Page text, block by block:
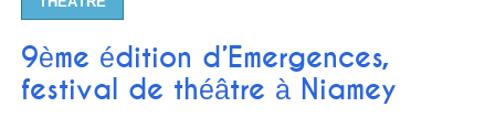
9ème édition d’Emergences,
festival de théâtre à Niamey